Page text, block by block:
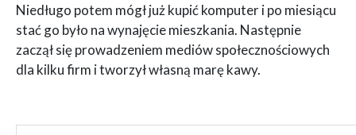
Niedługo potem mógł już kupić komputer i po miesiącu
stać go było na wynajęcie mieszkania. Następnie
zaczął się prowadzeniem mediów społecznościowych
dla kilku firm i tworzył własną marę kawy.